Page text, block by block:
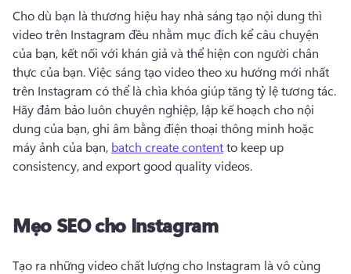
Cho dù bạn là thương hiệu hay nhà sáng tạo nội dung thì
video trên Instagram đều nhằm mục đích kể câu chuyện
của bạn, kết nối với khán giả và thể hiện con người chân
thực của bạn. Việc sáng tạo video theo xu hướng mới nhất
Hãy đảm bảo luôn chuyên nghiệp, lập kế hoạch cho nội
dung của bạn, ghi âm bằng điện thoại thông minh hoặc
máy ảnh của bạn, batch create content to keep up
consistency, and export good quality videos.
Mẹo SEO cho Instagram
Tạo ra những video chất lượng cho Instagram là vô cùng